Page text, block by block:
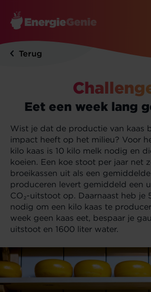
Terug
Eet een week lang
Wist je dat de productie van kaas
impact heeft op het milieu? Voor
kilo kaas is 10 kilo melk nodig en
koeien. Een koe stoot per jaar net
broeikassen uit als een
produceren levert gemiddeld een
CO₂-uitstoot op. Daarnaast heb je
nodig om een kilo kaas te
week geen kaas eet, bespaar je
uitstoot en 1600 liter water.